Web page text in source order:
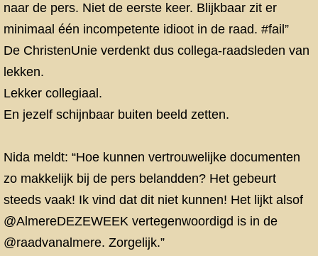
naar de pers. Niet de eerste keer. Blijkbaar zit er
minimaal één incompetente idioot in de raad. #fail”
De ChristenUnie verdenkt dus collega-raadsleden van
lekken.
Lekker collegiaal.
En jezelf schijnbaar buiten beeld zetten.
Nida meldt: “Hoe kunnen vertrouwelijke documenten
zo makkelijk bij de pers belandden? Het gebeurt
steeds vaak! Ik vind dat dit niet kunnen! Het lijkt alsof
@AlmereDEZEWEEK vertegenwoordigd is in de
@raadvanalmere. Zorgelijk.”